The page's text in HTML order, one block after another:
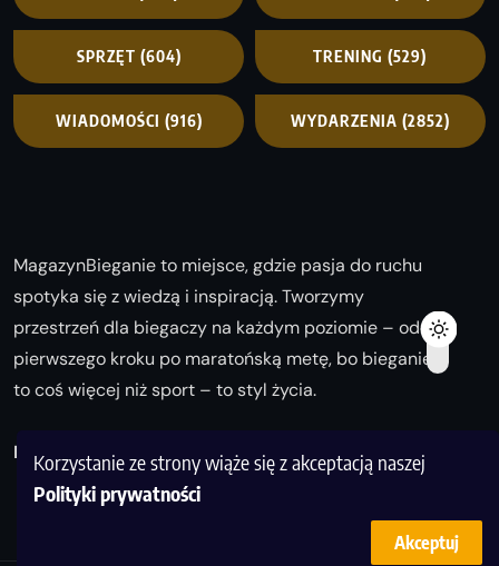
Korzystanie ze strony wiąże się z akceptacją naszej
Polityki prywatności
Akceptuj
SPRZĘT (604) TRENING (529)
WIADOMOŚCI (916) WYDARZENIA (2852)
MagazynBieganie to miejsce, gdzie pasja do ruchu
spotyka się z wiedzą i inspiracją. Tworzymy
przestrzeń dla biegaczy na każdym poziomie – od
pierwszego kroku po maratońską metę, bo bieganie
to coś więcej niż sport – to styl życia.
Biegaj z nami i odkrywaj swoją najlepszą wersję!